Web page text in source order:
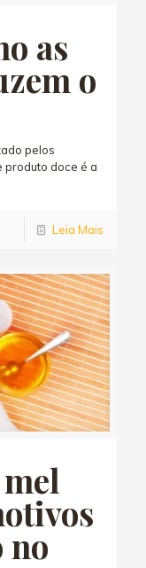
as
o
pelos
produto doce é a
Leia Mais